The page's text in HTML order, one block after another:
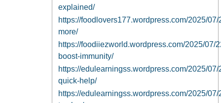
explained/
https://foodlovers177.wordpress.com/2025/
more/
https://foodiiezworld.wordpress.com/2025/
boost-immunity/
https://edulearningss.wordpress.com/2025/
quick-help/
https://edulearningss.wordpress.com/2025/